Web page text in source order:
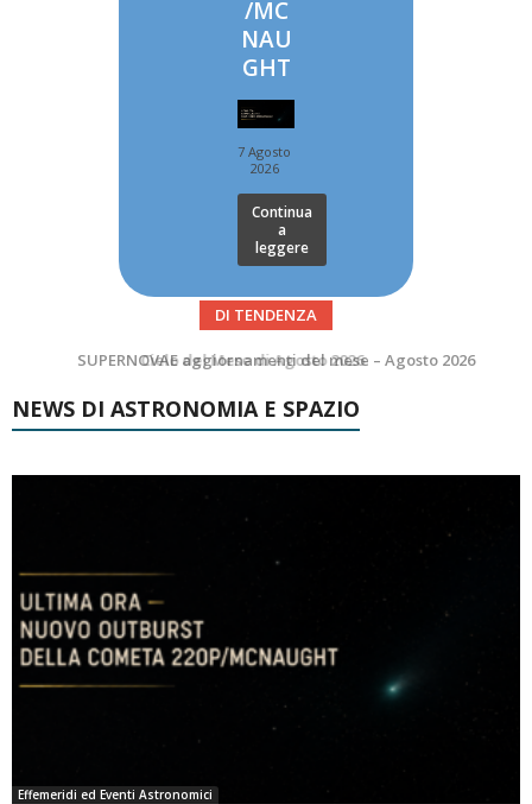
/MC
NAU
GHT
7 Agosto
2026
Continua
a
leggere
DI TENDENZA
SUPERNOVAE aggiornamenti del mese – Agosto 2026
NEWS DI ASTRONOMIA E SPAZIO
Effemeridi ed Eventi Astronomici